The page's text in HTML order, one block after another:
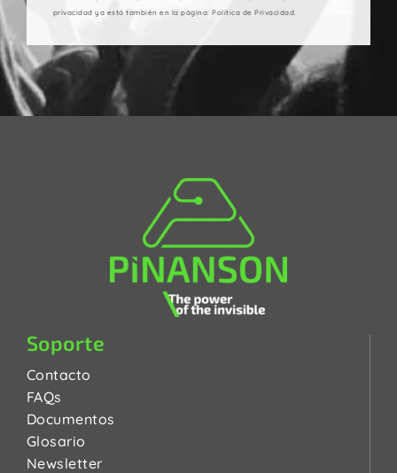
privacidad ya está también en la página: Política de Privacidad.
Soporte
Contacto
FAQs
Documentos
Glosario
Newsletter